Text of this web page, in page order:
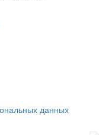
данных